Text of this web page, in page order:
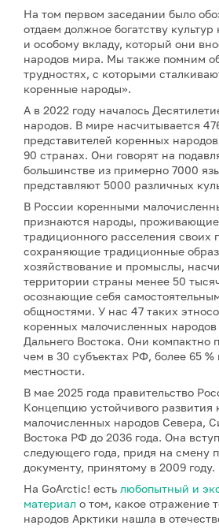
На том первом заседании было
отдаем должное богатству
и особому вкладу, который они
народов мира. Мы также помним
трудностях, с которыми
коренные народы».
А в 2022 году началось
народов. В мире насчитывается
представителей коренных
90 странах. Они говорят на
большинстве из примерно 7000
представляют 5000 различных
В России коренными
признаются народы,
традиционного расселения своих
сохраняющие традиционные
хозяйствование и промыслы,
территории страны менее 50
осознающие себя
общностями. У нас 47 таких
коренных малочисленных
Дальнего Востока. Они компактно
чем в 30 субъектах РФ, более 65 %
местности.
В мае 2025 года правительство
Концепцию устойчивого развития
малочисленных народов Севера,
Востока РФ до 2036 года. Она
следующего года, придя на смену
документу, принятому в 2009 году.
На GoArctic! есть любопытный и
материал о том, какое отражение
народов Арктики нашла в